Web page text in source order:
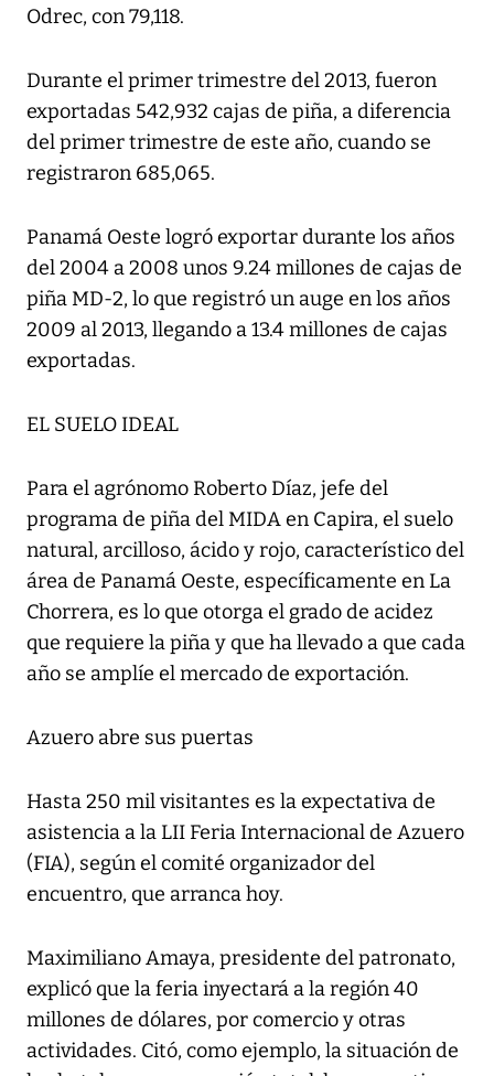
Odrec, con 79,118.
Durante el primer trimestre del 2013, fueron
exportadas 542,932 cajas de piña, a diferencia
del primer trimestre de este año, cuando se
registraron 685,065.
Panamá Oeste logró exportar durante los años
del 2004 a 2008 unos 9.24 millones de cajas de
piña MD-2, lo que registró un auge en los años
2009 al 2013, llegando a 13.4 millones de cajas
exportadas.
EL SUELO IDEAL
Para el agrónomo Roberto Díaz, jefe del
programa de piña del MIDA en Capira, el suelo
natural, arcilloso, ácido y rojo, característico del
área de Panamá Oeste, específicamente en La
Chorrera, es lo que otorga el grado de acidez
que requiere la piña y que ha llevado a que cada
año se amplíe el mercado de exportación.
Azuero abre sus puertas
Hasta 250 mil visitantes es la expectativa de
asistencia a la LII Feria Internacional de Azuero
(FIA), según el comité organizador del
encuentro, que arranca hoy.
Maximiliano Amaya, presidente del patronato,
explicó que la feria inyectará a la región 40
millones de dólares, por comercio y otras
actividades. Citó, como ejemplo, la situación de